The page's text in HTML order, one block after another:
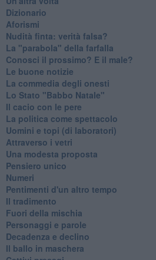
Dizionario
Aforismi
Nudità finta: verità falsa?
La "parabola" della farfalla
Conosci il prossimo? E il male?
Le buone notizie
La commedia degli onesti
Lo Stato "Babbo Natale"
Il cacio con le pere
La politica come spettacolo
Uomini e topi (di laboratori)
Attraverso i vetri
Una modesta proposta
Pensiero unico
Numeri
Pentimenti d'un altro tempo
Il tradimento
Fuori della mischia
Personaggi e parole
Decadenza e declino
Il ballo in maschera